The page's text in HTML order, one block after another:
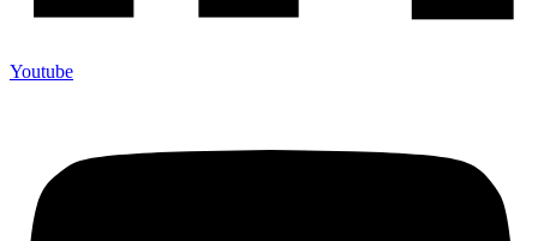
Youtube